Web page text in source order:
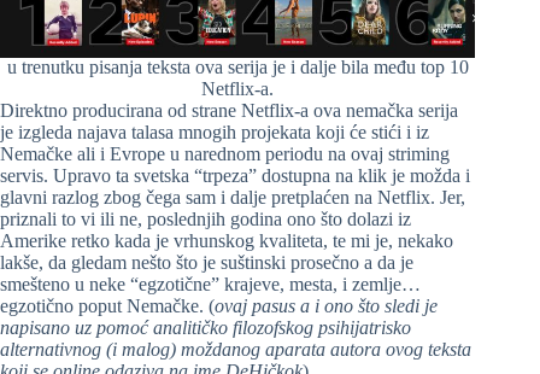
u trenutku pisanja teksta ova serija je i dalje bila među top 10
Netflix-a.
Direktno producirana od strane Netflix-a ova nemačka serija
je izgleda najava talasa mnogih projekata koji će stići i iz
Nemačke ali i Evrope u narednom periodu na ovaj striming
servis. Upravo ta svetska “trpeza” dostupna na klik je možda i
glavni razlog zbog čega sam i dalje pretplaćen na Netflix. Jer,
priznali to vi ili ne, poslednjih godina ono što dolazi iz
Amerike retko kada je vrhunskog kvaliteta, te mi je, nekako
lakše, da gledam nešto što je suštinski prosečno a da je
smešteno u neke “egzotične” krajeve, mesta, i zemlje…
egzotično poput Nemačke. (ovaj pasus a i ono što sledi je
napisano uz pomoć analitičko filozofskog psihijatrisko
alternativnog (i malog) moždanog aparata autora ovog teksta